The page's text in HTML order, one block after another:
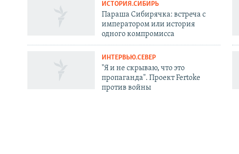
ИСТОРИЯ.СИБИРЬ
Параша Сибирячка: встреча с
императором или история
одного компромисса
ИНТЕРВЬЮ.СЕВЕР
"Я и не скрываю, что это
пропаганда". Проект Fertoke
против войны